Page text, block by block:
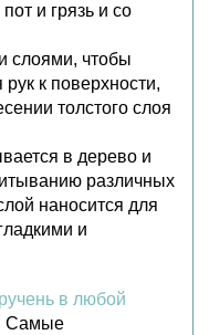
и грязь и со
слоями, чтобы
к поверхности,
толстого слоя
в дерево и
различных
наносится для
и
в любой
Самые